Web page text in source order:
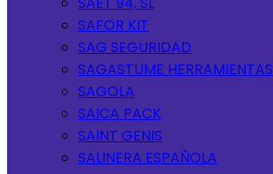
SAFOR KIT
SAG SEGURIDAD
SAGASTUME HERRAMIENTAS
SAGOLA
SAICA PACK
SAINT GENIS
SALINERA ESPAÑOLA